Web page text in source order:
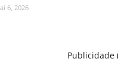
6, 2026
Publicidade